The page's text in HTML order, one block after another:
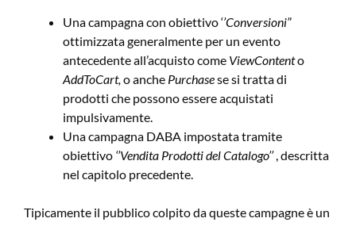
Una campagna con obiettivo ‘’Conversioni’’
ottimizzata generalmente per un evento
antecedente all’acquisto come ViewContento
AddToCart, o anche Purchasese si tratta di
prodotti che possono essere acquistati
impulsivamente.
Una campagna DABA impostata tramite
obiettivo ‘’Vendita Prodotti del Catalogo’’, descritta
nel capitolo precedente.
Tipicamente il pubblico colpito da queste campagne è un